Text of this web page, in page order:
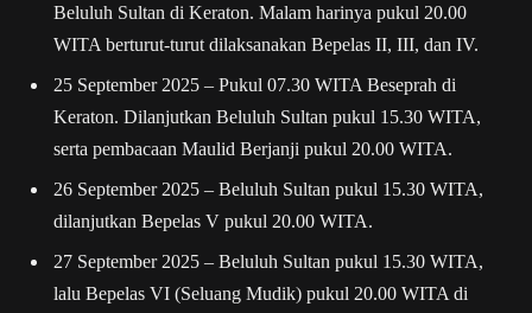
Beluluh Sultan di Keraton. Malam harinya pukul 20.00
WITA berturut-turut dilaksanakan Bepelas II, III, dan IV.
25 September 2025 – Pukul 07.30 WITA Beseprah di
Keraton. Dilanjutkan Beluluh Sultan pukul 15.30 WITA,
serta pembacaan Maulid Berjanji pukul 20.00 WITA.
26 September 2025 – Beluluh Sultan pukul 15.30 WITA,
dilanjutkan Bepelas V pukul 20.00 WITA.
27 September 2025 – Beluluh Sultan pukul 15.30 WITA,
lalu Bepelas VI (Seluang Mudik) pukul 20.00 WITA di